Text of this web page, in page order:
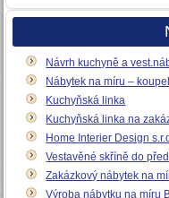
Návrh kuchyně a
Nábytek na míru –
Kuchyňská linka
Kuchyňská linka na
Home Interier Design
Vestavěné skříně do
Zakázkový nábytek na
Výroba nábytku na míru